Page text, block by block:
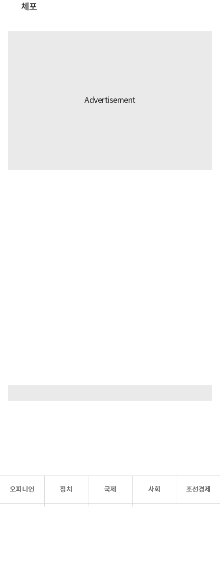
체포
오피니언 정치 국제 사회 조선경제